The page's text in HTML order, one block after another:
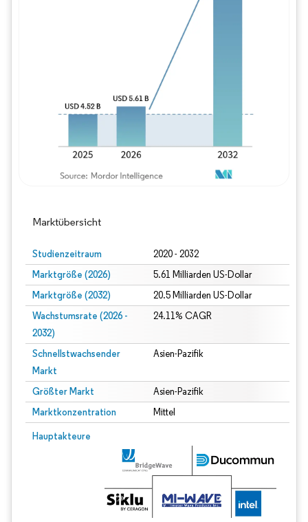
Marktübersicht
Studienzeitraum 2020 - 2032
Marktgröße (2026) 5.61 Milliarden US-Dollar
Marktgröße (2032) 20.5 Milliarden US-Dollar
Wachstumsrate (2026 -
2032)
24.11% CAGR
Schnellstwachsender
Markt
Asien-Pazifik
Größter Markt Asien-Pazifik
Marktkonzentration Mittel
Hauptakteure
Bild © Mordor Intelligence. Wiederverwendung erfordert Namensnennung
Bild © Mordor Intelligence.